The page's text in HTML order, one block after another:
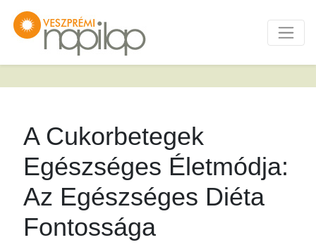
A Cukorbetegek
Egészséges Életmódja:
Az Egészséges Diéta
Fontossága